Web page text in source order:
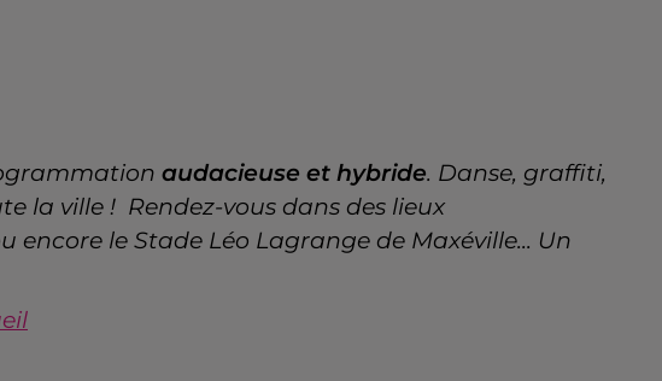
audacieuse et hybride. Danse, graffiti,
la ville ! Rendez-vous dans des lieux
le Stade Léo Lagrange de Maxéville... Un